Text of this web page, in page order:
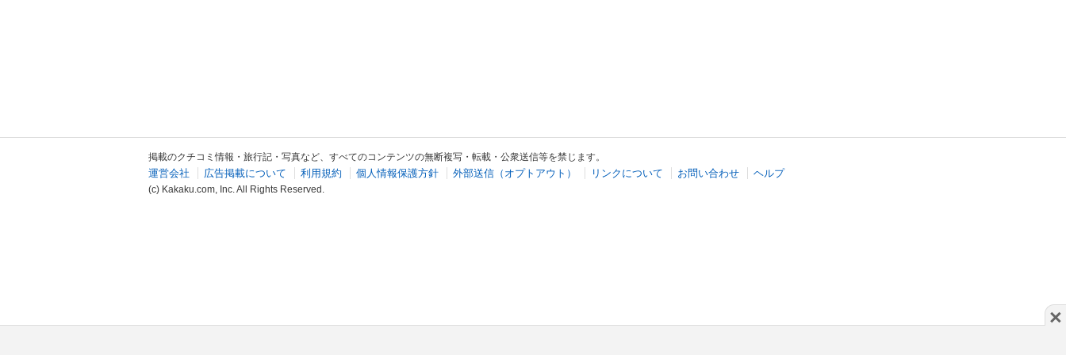
×
掲載のクチコミ情報・旅行記・写真など、すべてのコンテンツの無断複写・転載・公衆送信等を禁じます。
運営会社 広告掲載について 利用規約 個人情報保護方針 外部送信（オプトアウト） リンクについて お問い合わせ ヘルプ
(c) Kakaku.com, Inc. All Rights Reserved.